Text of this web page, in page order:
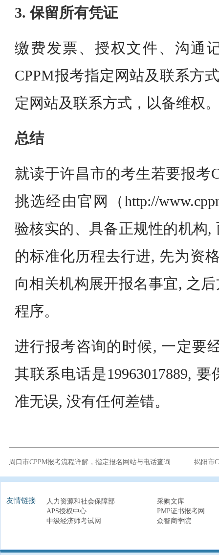
3. 保留所有凭证
缴费发票、授权文件、沟通
CPPM报考指定网站及联系方
定网站及联系方式，以备维权
总结
就读于许昌市的考生若要报考
挑选经由官网（http://
验核实的、具备正规性的机构,
的标准化历程去行进, 先为资
向相关机构展开报名事宜, 之
程序。
进行报考咨询的时候, 一定要
其联系电话是19963017889,
准无误, 没有任何差错。
周口市CPPM报考流程详解，指定报名网站与电话查询 揭阳市
友情链接 人力资源和社会保障部
采购文库
APS授权中心
PMP证书报考网
中级经济师考试网
众智商学院